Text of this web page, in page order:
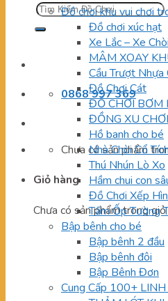
Tìm
kiếm:
0868 997 369
Chưa có sản phẩm
Giỏ hàng
Chưa có sản phẩm trong giỏ
Đồ chơi khu vui chơi
Đồ chơi xúc hạt
Xe Lắc – Xe
MÂM XOAY
Cầu Trượt Nhựa
Đồ Chơi Cát
ĐỒ CHƠI BƠM
ĐỒNG XU
Hồ banh cho bé
Nhà Chòi Cổ
Thú Nhún Lò Xo
Hầm chui con
Đồ Chơi Xếp
Tấm Ốp Tường
Bập bênh cho bé
Bập bênh 2 đầu
Bập bênh đôi
Bập Bênh Đơn
Cung Cấp 100+